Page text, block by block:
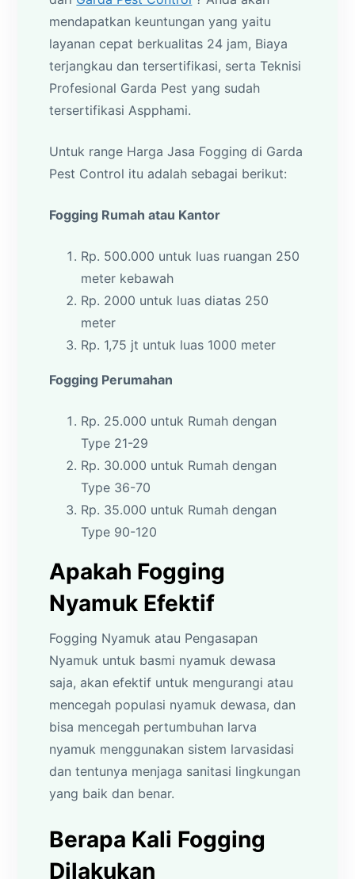
mendapatkan keuntungan yang yaitu
layanan cepat berkualitas 24 jam, Biaya
terjangkau dan tersertifikasi, serta Teknisi
Profesional Garda Pest yang sudah
tersertifikasi Aspphami.
Untuk range Harga Jasa Fogging di Garda
Pest Control itu adalah sebagai berikut:
Fogging Rumah atau Kantor
Rp. 500.000 untuk luas ruangan 250
meter kebawah
Rp. 2000 untuk luas diatas 250
meter
Rp. 1,75 jt untuk luas 1000 meter
Fogging Perumahan
Rp. 25.000 untuk Rumah dengan
Type 21-29
Rp. 30.000 untuk Rumah dengan
Type 36-70
Rp. 35.000 untuk Rumah dengan
Type 90-120
Apakah Fogging
Nyamuk Efektif
Fogging Nyamuk atau Pengasapan
Nyamuk untuk basmi nyamuk dewasa
saja, akan efektif untuk mengurangi atau
mencegah populasi nyamuk dewasa, dan
bisa mencegah pertumbuhan larva
nyamuk menggunakan sistem larvasidasi
dan tentunya menjaga sanitasi lingkungan
yang baik dan benar.
Berapa Kali Fogging
Dilakukan